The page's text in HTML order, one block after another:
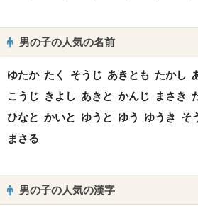
男の子の人気の名前
ゆたか たく そうじ あきとも たかし
こうじ きよし あきと かんじ まさき
ひなと かいと ゆうと ゆう ゆうき そ
まさる
男の子の人気の漢字